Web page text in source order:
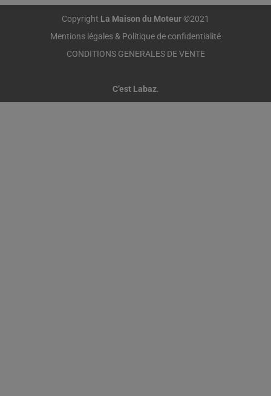
Copyright La Maison du Moteur©2021
Mentions légales & Politique de confidentialité
CONDITIONS GENERALES DE VENTE
C’est Labaz.